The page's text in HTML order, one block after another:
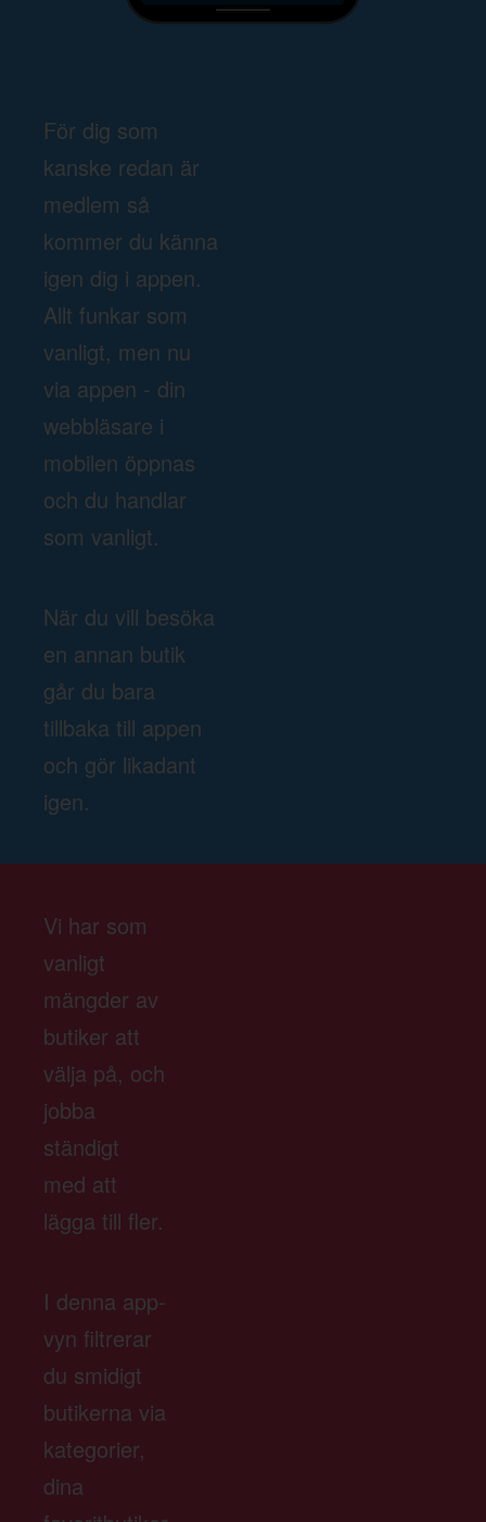
För dig som
kanske redan är
medlem så
kommer du känna
igen dig i appen.
Allt funkar som
vanligt, men nu
via appen - din
webbläsare i
mobilen öppnas
och du handlar
som vanligt.
När du vill besöka
en annan butik
går du bara
tillbaka till appen
och gör likadant
igen.
Vi har som
vanligt
mängder av
butiker att
välja på, och
jobba
ständigt
med att
lägga till fler.
I denna app-
vyn filtrerar
du smidigt
butikerna via
kategorier,
dina